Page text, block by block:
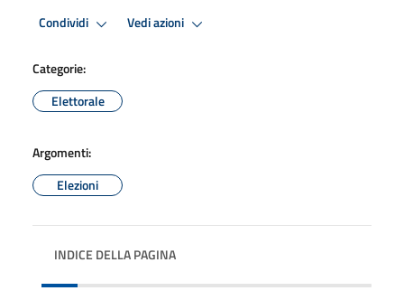
Condividi Vedi azioni
Categorie:
Elettorale
Argomenti:
Elezioni
INDICE DELLA PAGINA